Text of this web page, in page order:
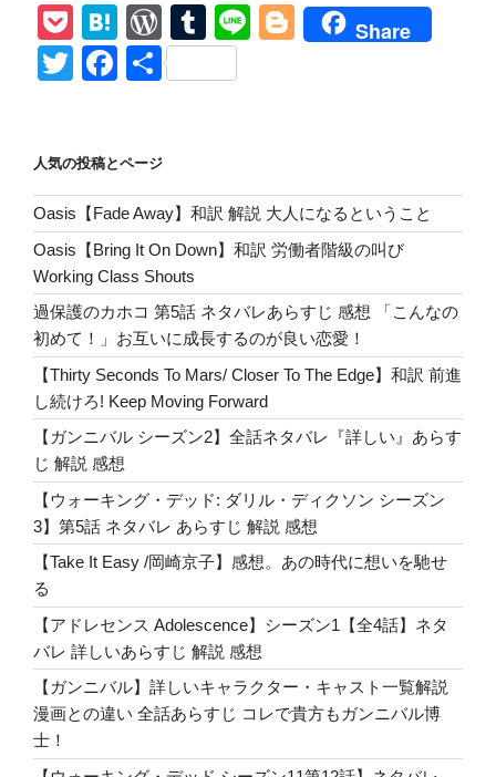
ft.
Future【Double
Fantasy】
説
Lily
Rose
Depp
主
演
ド
ラ
マ
『IDOL』”
の
P
o
ck
H
at
e
a
W
or
d
e
ss
T
u
m
Li
Bl
Share
T
er
F
e
b
o
o
k
共
人気の投稿とページ
Oasis【Fade Away】和訳 解説 大人になるということ
Oasis【Bring It On Down】和訳 労働者階級の叫び
Working Class Shouts
過保護のカホコ 第5話 ネタバレあらすじ 感想 「こんなの
初めて！」お互いに成長するのが良い恋愛！
【Thirty Seconds To Mars/ Closer To The Edge】和訳 前進
し続けろ! Keep Moving Forward
【ガンニバル シーズン2】全話ネタバレ『詳しい』あらす
じ 解説 感想
【ウォーキング・デッド: ダリル・ディクソン シーズン
3】第5話 ネタバレ あらすじ 解説 感想
【Take It Easy /岡崎京子】感想。あの時代に想いを馳せ
る
【アドレセンス Adolescence】シーズン1【全4話】ネタ
バレ 詳しいあらすじ 解説 感想
【ガンニバル】詳しいキャラクター・キャスト一覧解説
漫画との違い 全話あらすじ コレで貴方もガンニバル博
士！